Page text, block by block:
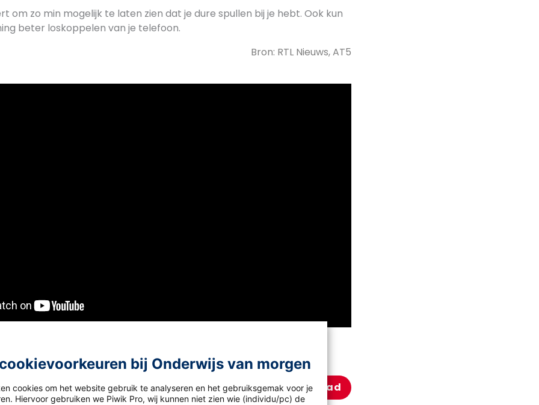
om zo min mogelijk te laten zien dat je dure spullen bij je hebt. Ook kun
beter loskoppelen van je telefoon.
Bron: RTL Nieuws, AT5
Download
bij Onderwijs van morgen
cookies om het website gebruik te analyseren en het gebruiksgemak voor je
Hiervoor gebruiken we Piwik Pro, wij kunnen niet zien wie (individu/pc) de